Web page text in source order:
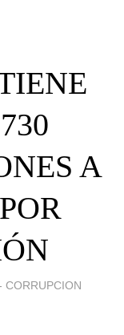
A
CORRUPCION